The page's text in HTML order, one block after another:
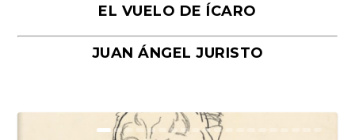
EL VUELO DE ÍCARO
JUAN ÁNGEL JURISTO